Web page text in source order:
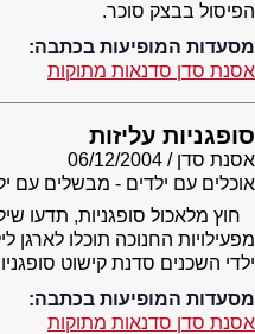
הפיסול בבצק סוכר.
מסעדות המופיעות בכתבה:
אסנת סדן סדנאות מתוקות
סופגניות עליזות
אסנת סדן
06/12/2004
אוכלים עם ילדים - מבשלים עם
חוץ מלאכול סופגניות, תדעו
מפעילויות החנוכה תוכלו
ילדי השכנים סדנת קישוט
מסעדות המופיעות בכתבה:
אסנת סדן סדנאות מתוקות